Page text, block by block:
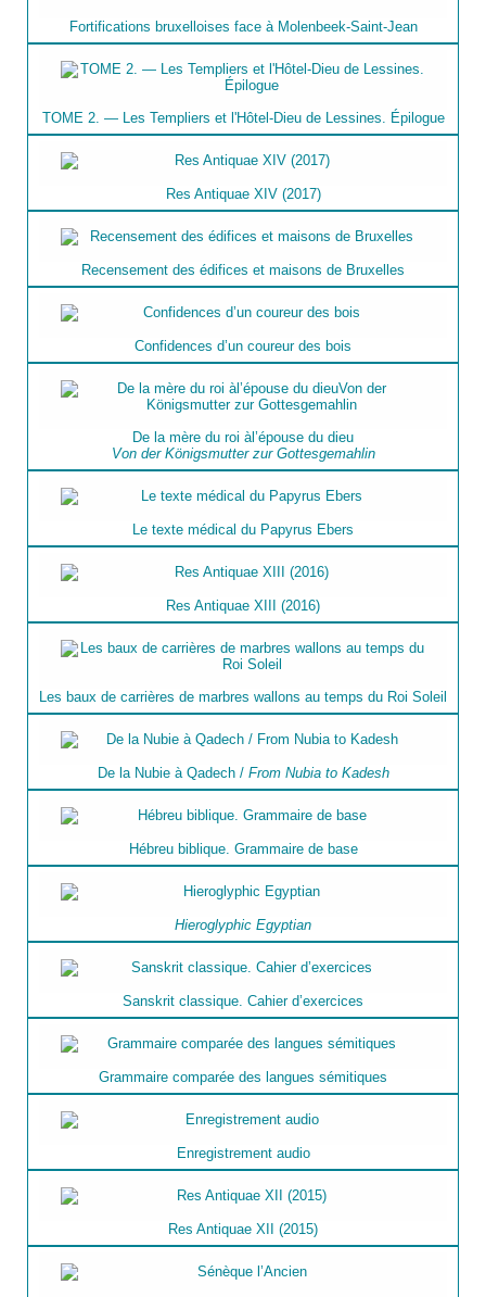
Fortifications bruxelloises face à Molenbeek-Saint-Jean
TOME 2. — Les Templiers et l'Hôtel-Dieu de Lessines. Épilogue
Res Antiquae XIV (2017)
Recensement des édifices et maisons de Bruxelles
Confidences d’un coureur des bois
De la mère du roi àl’épouse du dieu
Von der Königsmutter zur Gottesgemahlin
Le texte médical du Papyrus Ebers
Res Antiquae XIII (2016)
Les baux de carrières de marbres wallons au temps du Roi Soleil
De la Nubie à Qadech / From Nubia to Kadesh
Hébreu biblique. Grammaire de base
Hieroglyphic Egyptian
Sanskrit classique. Cahier d’exercices
Grammaire comparée des langues sémitiques
Enregistrement audio
Res Antiquae XII (2015)